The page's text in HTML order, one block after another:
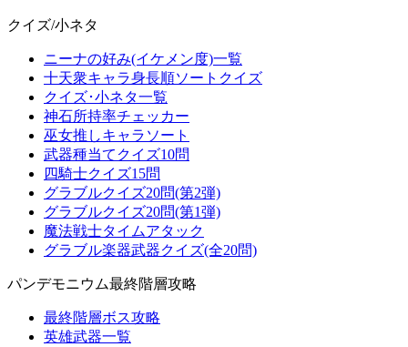
クイズ/小ネタ
ニーナの好み(イケメン度)一覧
十天衆キャラ身長順ソートクイズ
クイズ･小ネタ一覧
神石所持率チェッカー
巫女推しキャラソート
武器種当てクイズ10問
四騎士クイズ15問
グラブルクイズ20問(第2弾)
グラブルクイズ20問(第1弾)
魔法戦士タイムアタック
グラブル楽器武器クイズ(全20問)
パンデモニウム最終階層攻略
最終階層ボス攻略
英雄武器一覧